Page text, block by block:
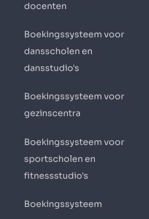
docenten
Boekingssysteem voor
dansscholen en
dansstudio's
Boekingssysteem voor
gezinscentra
Boekingssysteem voor
sportscholen en
fitnessstudio's
Boekingssysteem